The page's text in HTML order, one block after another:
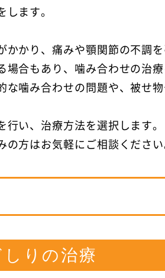
ます。
かり、痛みや顎関節の不調
合もあり、噛み合わせの治
噛み合わせの問題や、被せ
い、治療方法を選択します。
の方はお気軽にご相談くださ
しりの治療